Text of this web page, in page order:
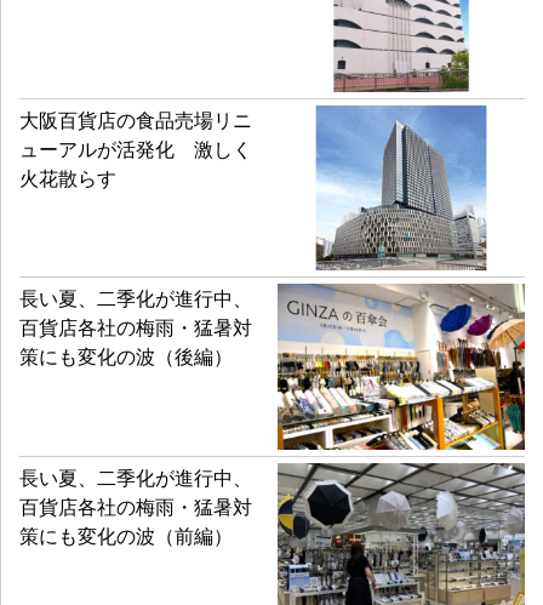
大阪百貨店の食品売場リニ
ューアルが活発化 激しく
火花散らす
長い夏、二季化が進行中、
百貨店各社の梅雨・猛暑対
策にも変化の波（後編）
長い夏、二季化が進行中、
百貨店各社の梅雨・猛暑対
策にも変化の波（前編）